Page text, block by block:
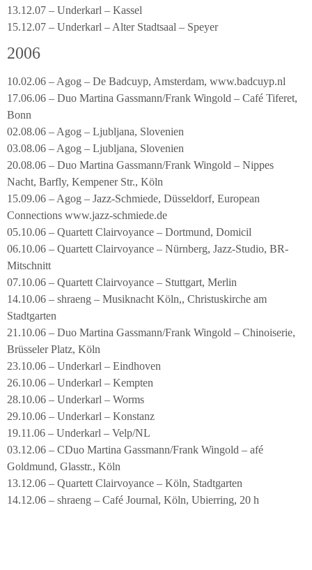
13.12.07 – Underkarl – Kassel
15.12.07 – Underkarl – Alter Stadtsaal – Speyer
2006
10.02.06 – Agog – De Badcuyp, Amsterdam, www.badcuyp.nl
17.06.06 – Duo Martina Gassmann/Frank Wingold – Café Tiferet,
Bonn
02.08.06 – Agog – Ljubljana, Slovenien
03.08.06 – Agog – Ljubljana, Slovenien
20.08.06 – Duo Martina Gassmann/Frank Wingold – Nippes
Nacht, Barfly, Kempener Str., Köln
15.09.06 – Agog – Jazz-Schmiede, Düsseldorf, European
Connections www.jazz-schmiede.de
05.10.06 – Quartett Clairvoyance – Dortmund, Domicil
06.10.06 – Quartett Clairvoyance – Nürnberg, Jazz-Studio, BR-
Mitschnitt
07.10.06 – Quartett Clairvoyance – Stuttgart, Merlin
14.10.06 – shraeng – Musiknacht Köln,, Christuskirche am
Stadtgarten
21.10.06 – Duo Martina Gassmann/Frank Wingold – Chinoiserie,
Brüsseler Platz, Köln
23.10.06 – Underkarl – Eindhoven
26.10.06 – Underkarl – Kempten
28.10.06 – Underkarl – Worms
29.10.06 – Underkarl – Konstanz
19.11.06 – Underkarl – Velp/NL
03.12.06 – CDuo Martina Gassmann/Frank Wingold – afé
Goldmund, Glasstr., Köln
13.12.06 – Quartett Clairvoyance – Köln, Stadtgarten
14.12.06 – shraeng – Café Journal, Köln, Ubierring, 20 h